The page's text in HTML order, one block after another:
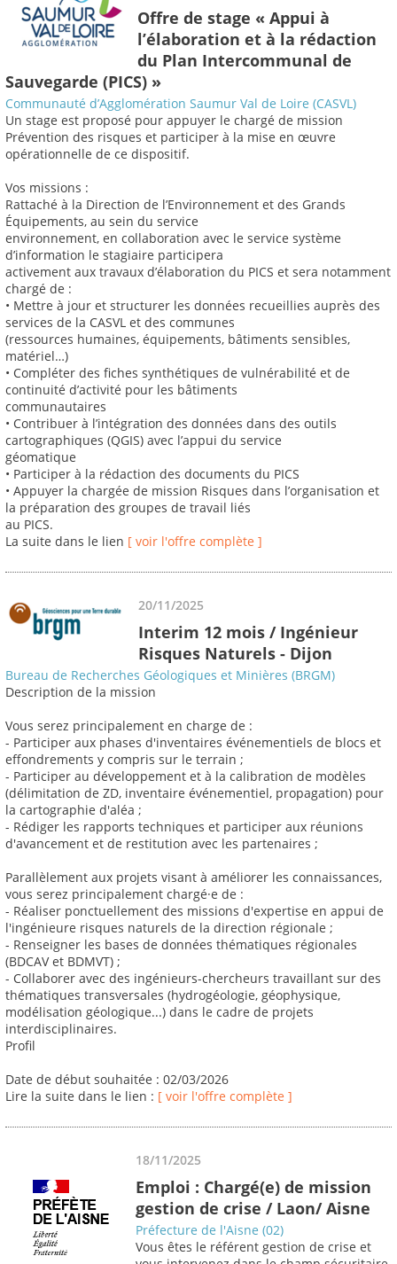
Offre de stage « Appui à
l’élaboration et à la rédaction
du Plan Intercommunal de
Sauvegarde (PICS) »
Communauté d’Agglomération Saumur Val de Loire (CASVL)
Un stage est proposé pour appuyer le chargé de mission
Prévention des risques et participer à la mise en œuvre
opérationnelle de ce dispositif.
Vos missions :
Rattaché à la Direction de l’Environnement et des Grands
Équipements, au sein du service
environnement, en collaboration avec le service système
d’information le stagiaire participera
activement aux travaux d’élaboration du PICS et sera notamment
chargé de :
• Mettre à jour et structurer les données recueillies auprès des
services de la CASVL et des communes
(ressources humaines, équipements, bâtiments sensibles,
matériel…)
• Compléter des fiches synthétiques de vulnérabilité et de
continuité d’activité pour les bâtiments
communautaires
• Contribuer à l’intégration des données dans des outils
cartographiques (QGIS) avec l’appui du service
géomatique
• Participer à la rédaction des documents du PICS
• Appuyer la chargée de mission Risques dans l’organisation et
la préparation des groupes de travail liés
au PICS.
La suite dans le lien [ voir l'offre complète ]
20/11/2025
Interim 12 mois / Ingénieur
Risques Naturels - Dijon
Bureau de Recherches Géologiques et Minières (BRGM)
Description de la mission
Vous serez principalement en charge de :
- Participer aux phases d'inventaires événementiels de blocs et
effondrements y compris sur le terrain ;
- Participer au développement et à la calibration de modèles
(délimitation de ZD, inventaire événementiel, propagation) pour
la cartographie d'aléa ;
- Rédiger les rapports techniques et participer aux réunions
d'avancement et de restitution avec les partenaires ;
Parallèlement aux projets visant à améliorer les connaissances,
vous serez principalement chargé·e de :
- Réaliser ponctuellement des missions d'expertise en appui de
l'ingénieure risques naturels de la direction régionale ;
- Renseigner les bases de données thématiques régionales
(BDCAV et BDMVT) ;
- Collaborer avec des ingénieurs-chercheurs travaillant sur des
thématiques transversales (hydrogéologie, géophysique,
modélisation géologique...) dans le cadre de projets
interdisciplinaires.
Profil
Date de début souhaitée : 02/03/2026
Lire la suite dans le lien : [ voir l'offre complète ]
18/11/2025
Emploi : Chargé(e) de mission
gestion de crise / Laon/ Aisne
Préfecture de l'Aisne (02)
Vous êtes le référent gestion de crise et